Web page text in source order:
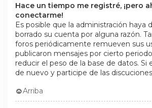
Hace un tiempo me registré, ¡pero
conectarme!
Es posible que la administración haya
borrado su cuenta por alguna razón.
foros periódicamente remueven sus
publicaron mensajes por cierto
reducir el peso de la base de datos. Si
de nuevo y participe de las
Arriba